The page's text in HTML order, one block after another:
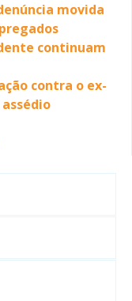
movida
continuam
contra o ex-